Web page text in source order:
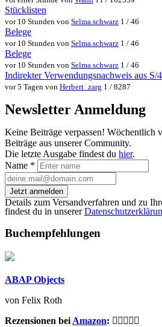
Stücklisten
vor 10 Stunden von Selma.schwarz 1 / 46
Belege
vor 10 Stunden von Selma.schwarz 1 / 46
Belege
vor 10 Stunden von Selma.schwarz 1 / 46
Indirekter Verwendungsnachweis aus S/
vor 5 Tagen von Herbert_zarg 1 / 8287
Newsletter Anmeldung
Keine Beiträge verpassen! Wöchentlich
Beiträge aus unserer Community.
Die letzte Ausgabe findest du hier.
Name *
Jetzt anmelden
Details zum Versandverfahren und zu
findest du in unserer
Buchempfehlungen
ABAP Objects
von Felix Roth
Rezensionen bei Amazon: